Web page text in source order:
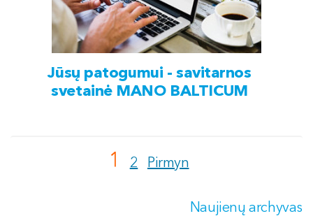
Jūsų patogumui - savitarnos
svetainė MANO BALTICUM
1 2 Pirmyn
Naujienų archyvas